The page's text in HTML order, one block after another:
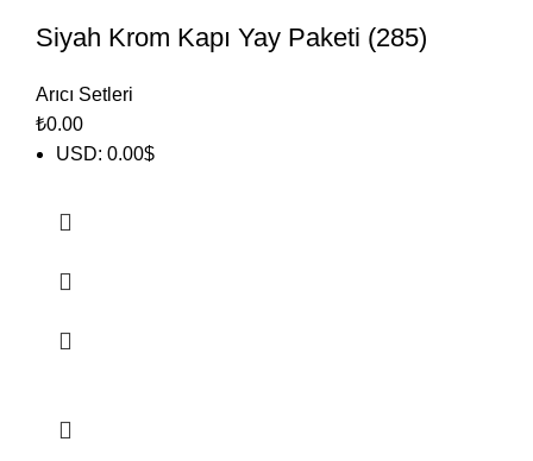
Siyah Krom Kapı Yay Paketi (285)
Arıcı Setleri
₺0.00
USD: 0.00$